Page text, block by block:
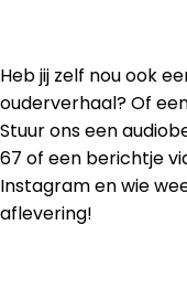
Heb jij zelf nou ook
ouderverhaal? Of
Stuur ons een
67 of een berichtje
Instagram en wie
aflevering!